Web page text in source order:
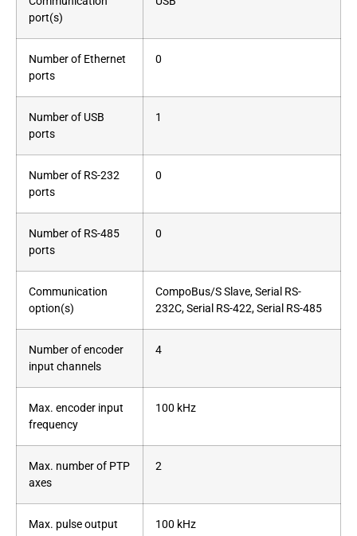
port(s)
Number of Ethernet
ports
0
Number of USB
ports
1
Number of RS-232
ports
0
Number of RS-485
ports
0
Communication
option(s)
CompoBus/S Slave, Serial RS-
232C, Serial RS-422, Serial RS-485
Number of encoder
input channels
4
Max. encoder input
frequency
100 kHz
Max. number of PTP
axes
2
Max. pulse output
100 kHz